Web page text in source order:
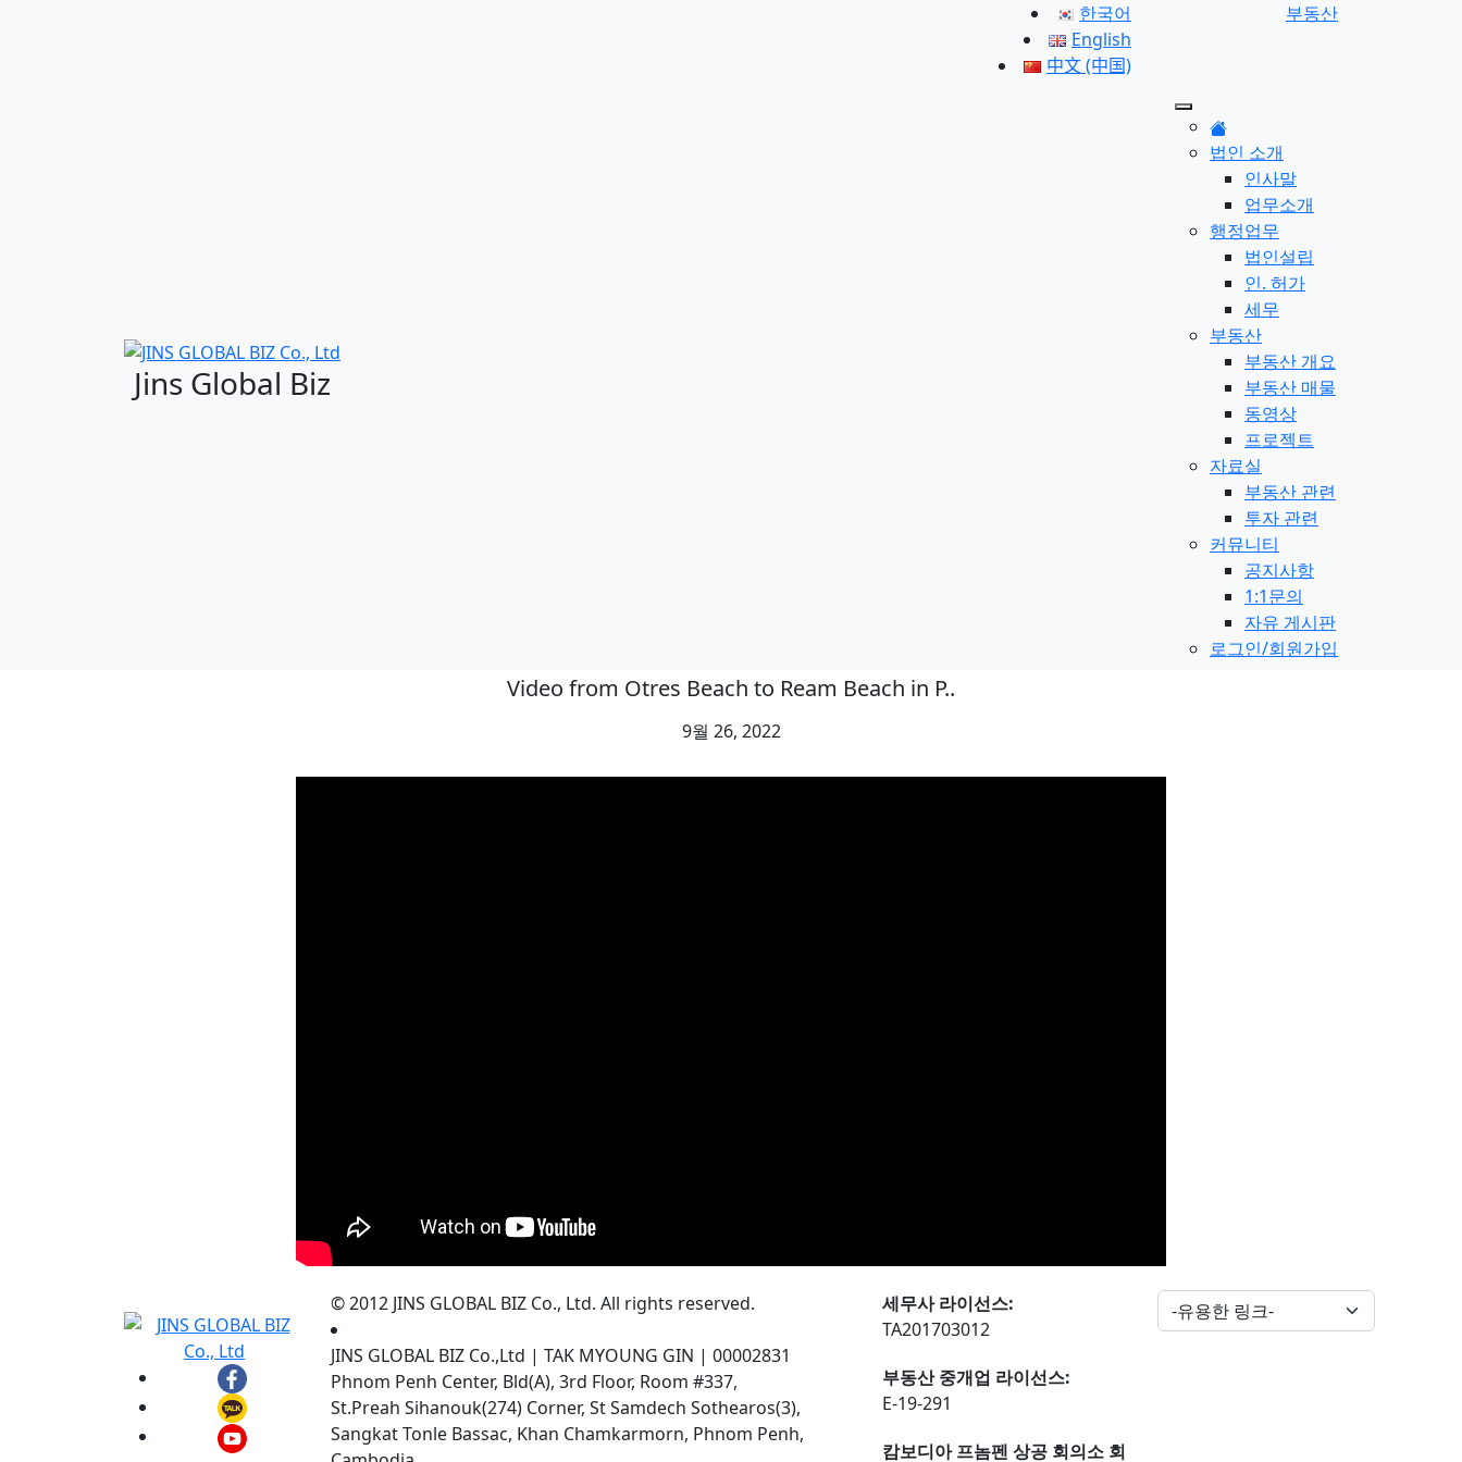
한국어
English
中文 (中国)
부동산
Jins Global Biz
법인 소개
인사말
업무소개
행정업무
법인설립
인. 허가
세무
부동산
부동산 개요
부동산 매물
동영상
프로젝트
자료실
부동산 관련
투자 관련
커뮤니티
공지사항
1:1문의
자유 게시판
로그인/회원가입
Video from Otres Beach to Ream Beach in P..
9월 26, 2022
© 2012 JINS GLOBAL BIZ Co., Ltd. All rights reserved.
JINS GLOBAL BIZ Co.,Ltd | TAK MYOUNG GIN | 00002831
Phnom Penh Center, Bld(A), 3rd Floor, Room #337,
St.Preah Sihanouk(274) Corner, St Samdech Sothearos(3),
Sangkat Tonle Bassac, Khan Chamkarmorn, Phnom Penh,
세무사 라이선스:
TA201703012
부동산 중개업 라이선스:
E-19-291
캄보디아 프놈펜 상공 회의소 회